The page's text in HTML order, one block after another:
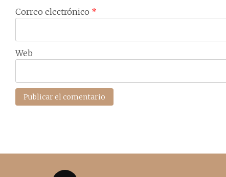
Correo electrónico *
Web